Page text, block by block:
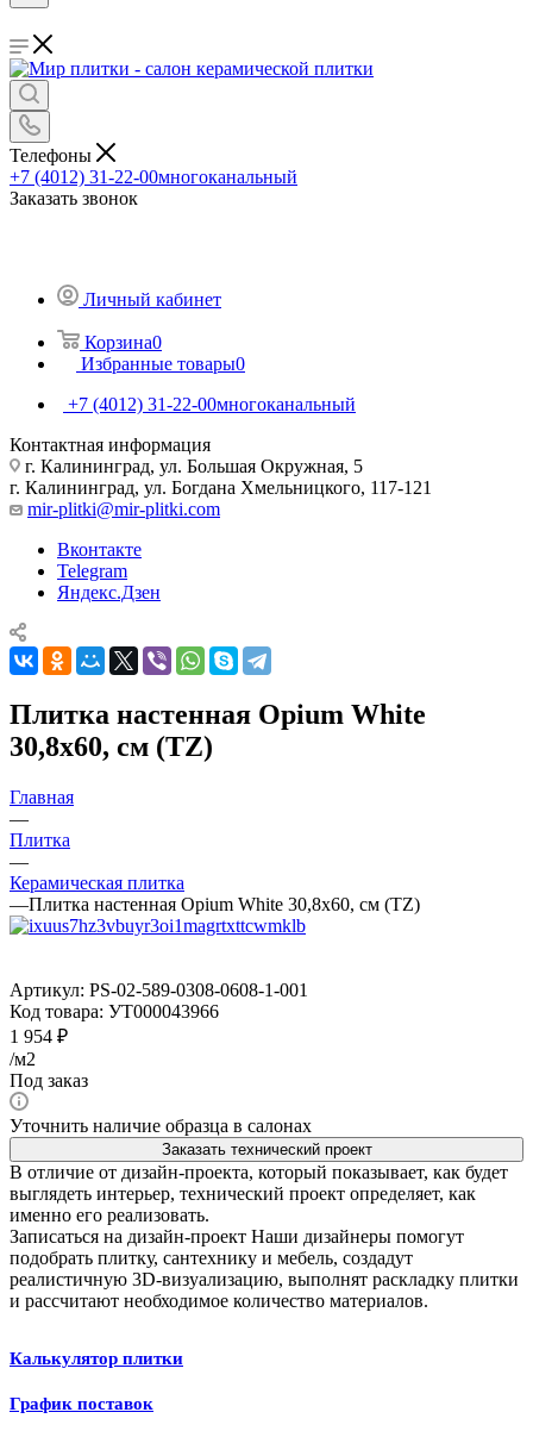
Телефоны
+7 (4012) 31-22-00многоканальный
Заказать звонок
Личный кабинет
Корзина0
Избранные товары0
+7 (4012) 31-22-00многоканальный
Контактная информация
г. Калининград, ул. Большая Окружная, 5
г. Калининград, ул. Богдана Хмельницкого, 117-121
mir-plitki@mir-plitki.com
Вконтакте
Telegram
Яндекс.Дзен
Плитка настенная Opium White
30,8x60, см (TZ)
Главная
—
Плитка
—
Керамическая плитка
—Плитка настенная Opium White 30,8x60, см (TZ)
Артикул: PS-02-589-0308-0608-1-001
Код товара: УТ000043966
1 954 ₽
/м2
Под заказ
Уточнить наличие образца в салонах
Заказать технический проект
В отличие от дизайн-проекта, который показывает, как будет
выглядеть интерьер, технический проект определяет, как
именно его реализовать.
Записаться на дизайн-проект Наши дизайнеры помогут
подобрать плитку, сантехнику и мебель, создадут
реалистичную 3D-визуализацию, выполнят раскладку плитки
и рассчитают необходимое количество материалов.
Калькулятор плитки
График поставок